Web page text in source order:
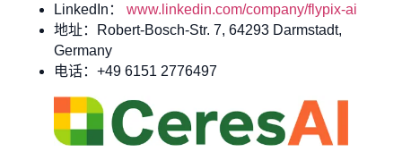
LinkedIn： www.linkedin.com/company/flypix-ai
地址：Robert-Bosch-Str. 7, 64293 Darmstadt,
Germany
电话：+49 6151 2776497